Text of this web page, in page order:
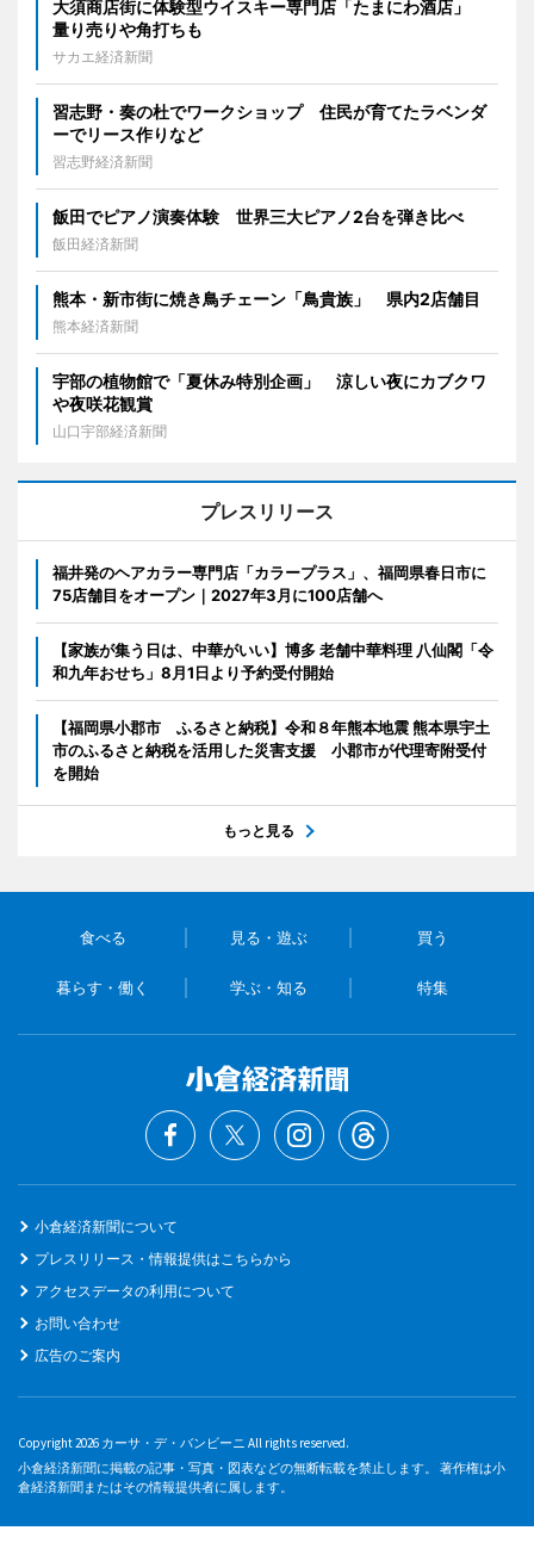
大須商店街に体験型ウイスキー専門店「たまにわ酒店」
量り売りや角打ちも
サカエ経済新聞
習志野・奏の杜でワークショップ 住民が育てたラベンダ
ーでリース作りなど
習志野経済新聞
飯田でピアノ演奏体験 世界三大ピアノ2台を弾き比べ
飯田経済新聞
熊本・新市街に焼き鳥チェーン「鳥貴族」 県内2店舗目
熊本経済新聞
宇部の植物館で「夏休み特別企画」 涼しい夜にカブクワ
や夜咲花観賞
山口宇部経済新聞
プレスリリース
福井発のヘアカラー専門店「カラープラス」、福岡県春日市に
75店舗目をオープン｜2027年3月に100店舗へ
【家族が集う日は、中華がいい】博多 老舗中華料理 八仙閣「令
和九年おせち」8月1日より予約受付開始
【福岡県小郡市 ふるさと納税】令和８年熊本地震 熊本県宇土
市のふるさと納税を活用した災害支援 小郡市が代理寄附受付
を開始
もっと見る
食べる 見る・遊ぶ 買う
暮らす・働く 学ぶ・知る 特集
小倉経済新聞について
プレスリリース・情報提供はこちらから
アクセスデータの利用について
お問い合わせ
広告のご案内
Copyright 2026 カーサ・デ・バンビーニ All rights reserved.
小倉経済新聞に掲載の記事・写真・図表などの無断転載を禁止します。 著作権は小
倉経済新聞またはその情報提供者に属します。